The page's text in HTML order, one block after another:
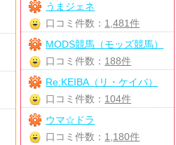
うまジェネ
口コミ件数： 1,481件
MODS競馬（モッズ競馬）
口コミ件数： 188件
Re:KEIBA（リ・ケイバ）
口コミ件数： 104件
ウマ☆ドラ
口コミ件数： 1,180件